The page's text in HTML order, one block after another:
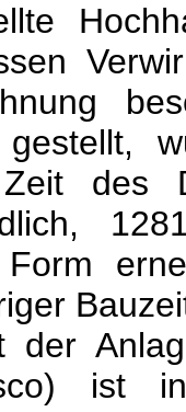
des
Form
der
ist